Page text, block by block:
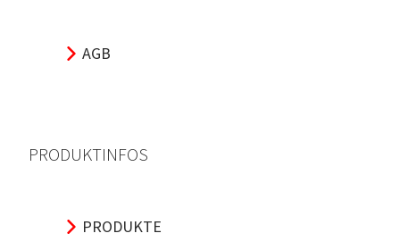
AGB
PRODUKTINFOS
PRODUKTE